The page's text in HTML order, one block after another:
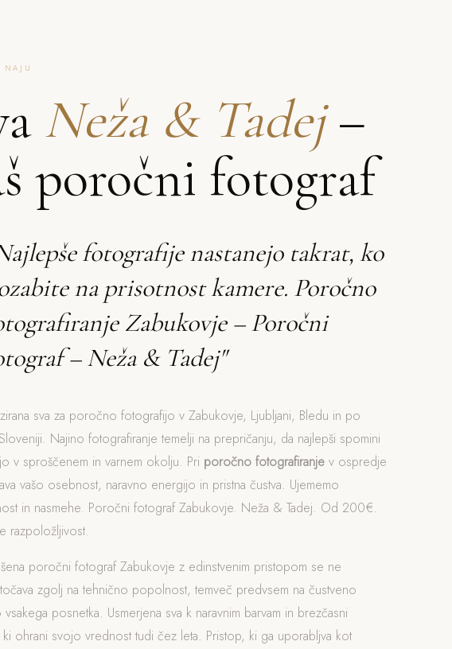
NAJU
Neža & Tadej–
poročni fotograf
fotografije nastanejo takrat, ko
na prisotnost kamere. Poročno
Zabukovje – Poročni
– Neža & Tadej"
sva za poročno fotografijo v Zabukovje, Ljubljani, Bledu in po
Najino fotografiranje temelji na prepričanju, da najlepši spomini
v sproščenem in varnem okolju. Pri poročno fotografiranjev ospredje
vašo osebnost, naravno energijo in pristna čustva. Ujememo
in nasmehe. Poročni fotograf Zabukovje. Neža & Tadej. Od 200€.
razpoložljivost.
poročni fotograf Zabukovje z edinstvenim pristopom se ne
zgolj na tehnično popolnost, temveč predvsem na čustveno
posnetka. Usmerjena sva k naravnim barvam in brezčasni
ki ohrani svojo vrednost tudi čez leta. Pristop, ki ga uporabljva kot